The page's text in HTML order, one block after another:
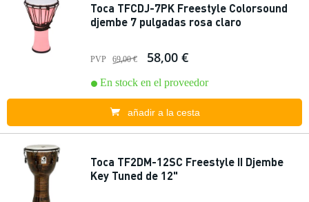
Toca TFCDJ-7PK Freestyle Colorsound
djembe 7 pulgadas rosa claro
PVP 69,00 € 58,00 €
En stock en el proveedor
añadir a la cesta
Toca TF2DM-12SC Freestyle II Djembe
Key Tuned de 12"